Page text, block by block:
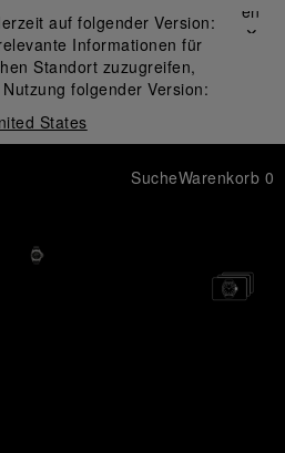
auf folgender Version:
Informationen für
Standort zuzugreifen,
folgender Version:
States
Schließen
✕
SucheWarenkorb 0